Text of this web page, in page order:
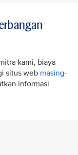
kami, biaya
situs web masing-
informasi